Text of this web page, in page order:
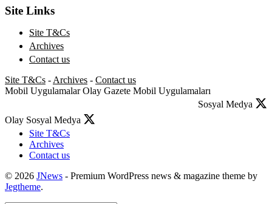
Site Links
Site T&Cs
Archives
Contact us
Site T&Cs - Archives - Contact us
Mobil Uygulamalar Olay Gazete Mobil Uygulamaları
Sosyal Medya
Olay Sosyal Medya
Site T&Cs
Archives
Contact us
© 2026 JNews - Premium WordPress news & magazine theme by
Jegtheme.